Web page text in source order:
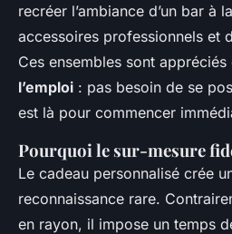
recréer l’ambiance d’un bar à
accessoires professionnels et
Ces ensembles sont
l’emploi : pas besoin de se
est là pour commencer
Pourquoi le sur-mesure
Le cadeau personnalisé crée
reconnaissance rare.
en rayon, il impose un temps